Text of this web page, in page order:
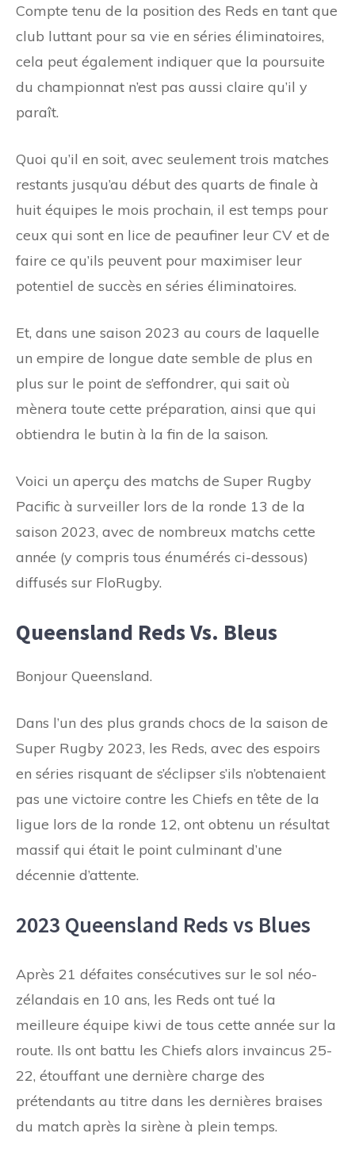
Compte tenu de la position des Reds en tant que
club luttant pour sa vie en séries éliminatoires,
cela peut également indiquer que la poursuite
du championnat n’est pas aussi claire qu’il y
paraît.
Quoi qu’il en soit, avec seulement trois matches
restants jusqu’au début des quarts de finale à
huit équipes le mois prochain, il est temps pour
ceux qui sont en lice de peaufiner leur CV et de
faire ce qu’ils peuvent pour maximiser leur
potentiel de succès en séries éliminatoires.
Et, dans une saison 2023 au cours de laquelle
un empire de longue date semble de plus en
plus sur le point de s’effondrer, qui sait où
mènera toute cette préparation, ainsi que qui
obtiendra le butin à la fin de la saison.
Voici un aperçu des matchs de Super Rugby
Pacific à surveiller lors de la ronde 13 de la
saison 2023, avec de nombreux matchs cette
année (y compris tous énumérés ci-dessous)
diffusés sur FloRugby.
Queensland Reds Vs. Bleus
Bonjour Queensland.
Dans l’un des plus grands chocs de la saison de
Super Rugby 2023, les Reds, avec des espoirs
en séries risquant de s’éclipser s’ils n’obtenaient
pas une victoire contre les Chiefs en tête de la
ligue lors de la ronde 12, ont obtenu un résultat
massif qui était le point culminant d’une
décennie d’attente.
2023 Queensland Reds vs Blues
Après 21 défaites consécutives sur le sol néo-
zélandais en 10 ans, les Reds ont tué la
meilleure équipe kiwi de tous cette année sur la
route. Ils ont battu les Chiefs alors invaincus 25-
22, étouffant une dernière charge des
prétendants au titre dans les dernières braises
du match après la sirène à plein temps.